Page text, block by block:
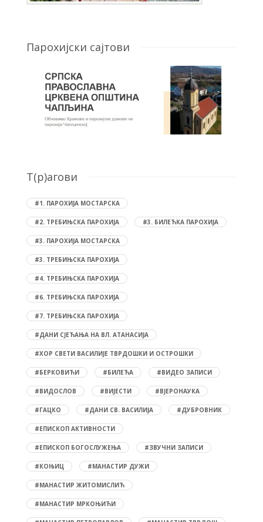
Парохијски сајтови
T(р)агови
#1. ПАРОХИЈА МОСТАРСКА
#2. ТРЕБИЊСКА ПАРОХИЈА #3. БИЛЕЋКА ПАРОХИЈА
#3. ПАРОХИЈА МОСТАРСКА
#3. ТРЕБИЊСКА ПАРОХИЈА
#4. ТРЕБИЊСКА ПАРОХИЈА
#6. ТРЕБИЊСКА ПАРОХИЈА
#7. ТРЕБИЊСКА ПАРОХИЈА
#ДАНИ СЈЕЋАЊА НА ВЛ. АТАНАСИЈА
#ХОР СВЕТИ ВАСИЛИЈЕ ТВРДОШКИ И ОСТРОШКИ
#БЕРКОВИЋИ #БИЛЕЋА #ВИДЕО ЗАПИСИ
#ВИДОСЛОВ #ВИЈЕСТИ #ВЈЕРОНАУКА
#ГАЦКО #ДАНИ СВ. ВАСИЛИЈА #ДУБРОВНИК
#ЕПИСКОП АКТИВНОСТИ
#ЕПИСКОП БОГОСЛУЖЕЊА #ЗВУЧНИ ЗАПИСИ
#КОЊИЦ #МАНАСТИР ДУЖИ
#МАНАСТИР ЖИТОМИСЛИЋ
#МАНАСТИР МРКОЊИЋИ